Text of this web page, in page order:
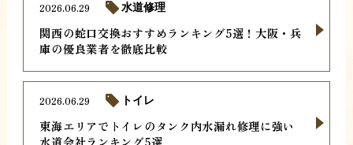
関西の蛇口交換おすすめランキング5選！大阪・兵
庫の優良業者を徹底比較
2026.06.29 水道修理
東海エリアでトイレのタンク内水漏れ修理に強い
水道会社ランキング5選
2026.06.29 トイレ